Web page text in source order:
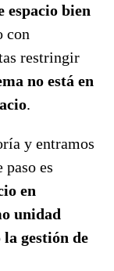
espacio bien
con
restringir
no está en
.
y entramos
es
en
unidad
gestión de